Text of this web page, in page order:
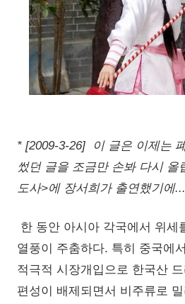
* [2009-3-26] 이 글은 이제는
썼던 글을 조금만 손봐 다시 올
도사>에 장서희가 출연했기에
한 동안 아시아 각국에서 위세
열풍이 주춤하다. 특히 중국에
적극적 시장개입으로 한국산
편성이 배제되면서 비주류로